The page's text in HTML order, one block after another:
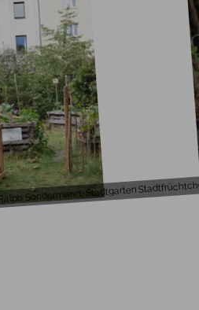
Sondermann, Stadtgarten